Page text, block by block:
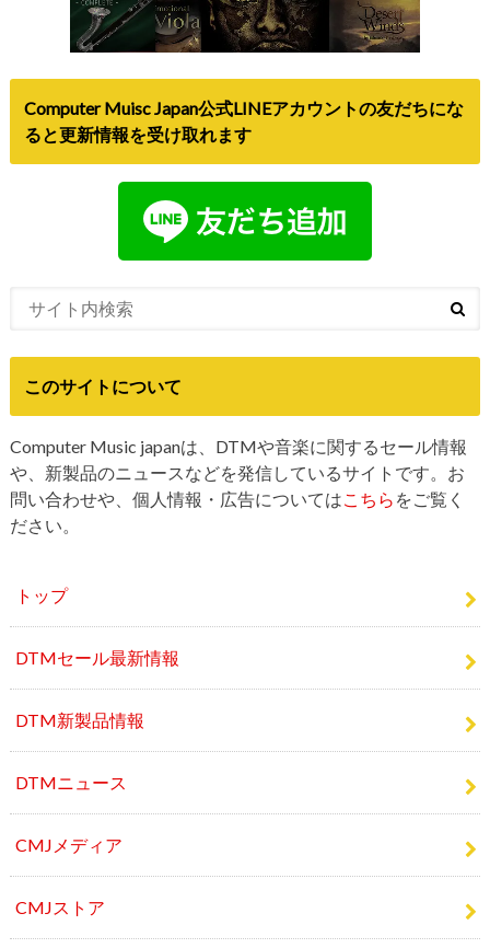
Computer Muisc Japan公式LINEアカウントの友だちにな
ると更新情報を受け取れます
このサイトについて
Computer Music japanは、DTMや音楽に関するセール情報
や、新製品のニュースなどを発信しているサイトです。お
問い合わせや、個人情報・広告については こちら をご覧く
ださい。
トップ
DTMセール最新情報
DTM新製品情報
DTMニュース
CMJメディア
CMJストア